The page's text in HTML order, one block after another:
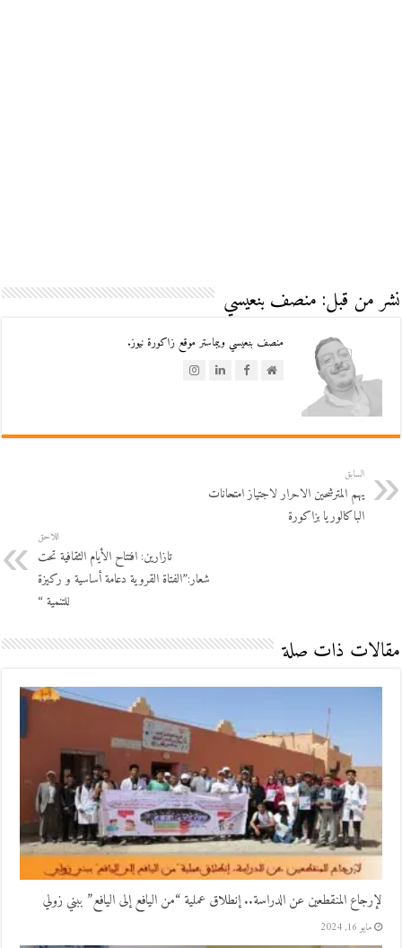
نشر من قبل: منصف بنعيسي
منصف بنعيسي ويبماستر موقع زاكورة نيوز.
السابق
يهم المترشحين الاحرار لاجتياز امتحانات
الباكالوريا بزاكورة
اللاحق
تازارين: افتتاح الأيام الثقافية تحت
شعار:”الفتاة القروية دعامة أساسية و ركيزة
للتنمية “
مقالات ذات صلة
لإرجاع المنقطعين عن الدراسة.. إنطلاق عملية “من اليافع إلى اليافع” ببني زولي
مايو 16, 2024